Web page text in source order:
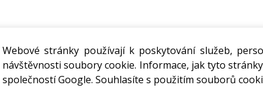
Webové stránky používají k poskytování služeb,
návštěvnosti soubory cookie. Informace, jak tyto
společností Google. Souhlasíte s použitím souborů